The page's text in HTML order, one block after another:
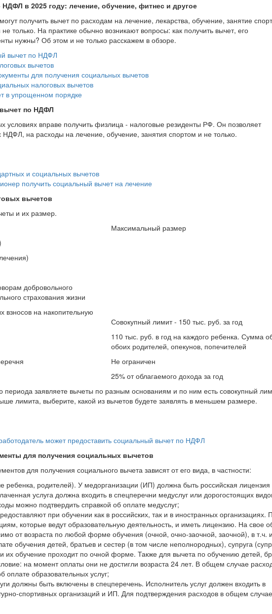
в 2025 году: лечение, обучение, фитнес и другое
получить вычет по расходам на лечение, лекарства, обучение, занятие
только. На практике обычно возникают вопросы: как получить вычет, его
нужны? Об этом и не только расскажем в обзоре.
вычет по НДФЛ
вычетов
для получения социальных вычетов
налоговых вычетов
в упрощенном порядке
по НДФЛ
условиях вправе получить физлица - налоговые резиденты РФ. Он позволяет
на расходы на лечение, обучение, занятия спортом и не только.
и социальных вычетов
получить социальный вычет на лечение
вычетов
и их размер.
Максимальный размер
Совокупный лимит - 150 тыс. руб. за год
добровольного
страхования жизни
взносов на накопительную
110 тыс. руб. в год на каждого ребенка. Сумма
обоих родителей, опекунов, попечителей
Не ограничен
25% от облагаемого дохода за год
периода заявляете вычеты по разным основаниям и по ним есть совокупный
лимита, выберите, какой из вычетов будете заявлять в меньшем размере.
может предоставить социальный вычет по НДФЛ
для получения социальных вычетов
для получения социального вычета зависят от его вида, в частности:
ребенка, родителей). У медорганизации (ИП) должна быть российская лицензия
услуга должна входить в спецперечни медуслуг или дорогостоящих
можно подтвердить справкой об оплате медуслуг;
при обучении как в российских, так и в иностранных организациях.
которые ведут образовательную деятельность, и иметь лицензию. На свое
от возраста по любой форме обучения (очной, очно-заочной, заочной), в т.ч.
обучения детей, братьев и сестер (в том числе неполнородных), супруга
их обучение проходит по очной форме. Также для вычета по обучению детей,
на момент оплаты они не достигли возраста 24 лет. В общем случае
оплате образовательных услуг;
должны быть включены в спецперечень. Исполнитель услуг должен входить в
спортивных организаций и ИП. Для подтверждения расходов в общем